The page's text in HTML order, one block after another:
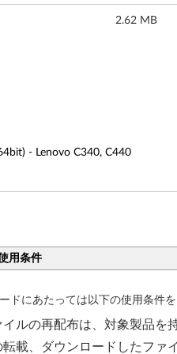
2.62 MB
- Lenovo C340, C440
用条件
ドにあたっては以下の使用条件
ルの再配布は、対象製品
載、ダウンロードしたファ